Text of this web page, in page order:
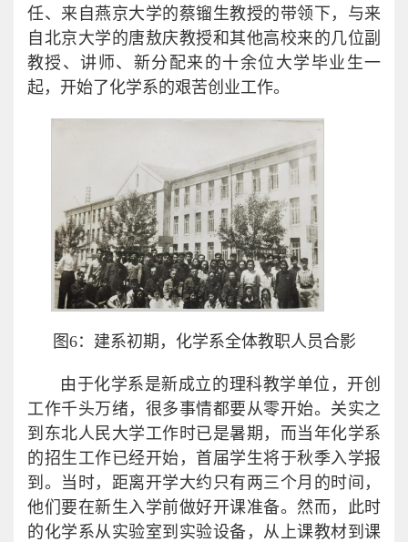
任、来自燕京大学的蔡镏生教授的带领下，与来
自北京大学的唐敖庆教授和其他高校来的几位副
教授、讲师、新分配来的十余位大学毕业生一
起，开始了化学系的艰苦创业工作。
图6：建系初期，化学系全体教职人员合影
由于化学系是新成立的理科教学单位，开创
工作千头万绪，很多事情都要从零开始。关实之
到东北人民大学工作时已是暑期，而当年化学系
的招生工作已经开始，首届学生将于秋季入学报
到。当时，距离开学大约只有两三个月的时间，
他们要在新生入学前做好开课准备。然而，此时
的化学系从实验室到实验设备，从上课教材到课